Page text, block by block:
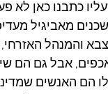
כתבנו כאן לא
מאביגיל
והמנהל האזרחי,
אבל גם הם
הם האנשים